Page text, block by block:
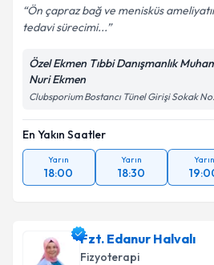
Ön çapraz bağ ve menisküs
tedavi sürecimi...
Özel Ekmen Tıbbi Danışmanlık
Nuri Ekmen
Clubsporium Bostancı Tünel Girişi Sokak
En Yakın Saatler
Yarın
18:00
Yarın
18:30
Yarın
Fzt. Edanur Halvalı
Fizyoterapi